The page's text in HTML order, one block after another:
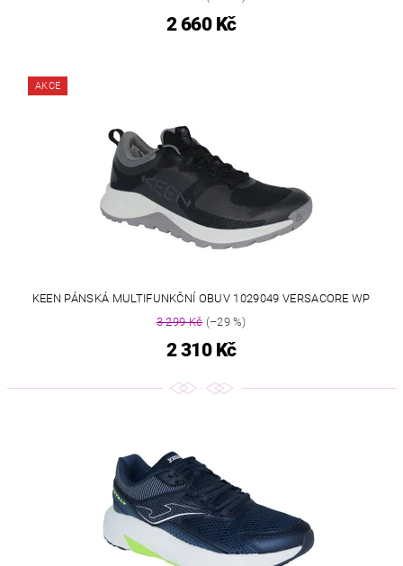
2 660 Kč
AKCE
KEEN PÁNSKÁ MULTIFUNKČNÍ OBUV 1029049 VERSACORE WP
3 299 Kč(–29 %)
2 310 Kč